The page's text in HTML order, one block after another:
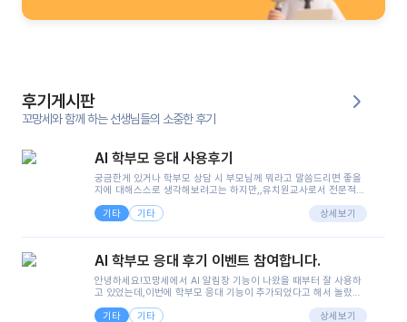
후기게시판
꼬망세와 함께 하는 선생님들의 소중한 후기
AI 학부모 응대 사용후기
궁금한게 있거나 학부모 상담 시 부모님께 뭐라고 말씀드리면 좋을
지에 대해스스로 생각해보려고는 하지만,,유치원교사로서 전문적인
려니 어려울때가...^^(저만 그런거 아니죠 ㅜㅜ)꼬망봇의 장점은 지
피티나 제미나이는 몇세이고 여자인지 남자인지 등그래도 좀 기본
정보를 제공하면서 물어봐야할 때가 있어그때마다 정보를 입력하는
으셔서 고민이 됐는데ai 학부모 응대를 써볼 수 있어서 좋았어요!앞
면..)그리고 제가 신입 때 이게 있었더라면 ㅜㅜㅜㅜ?응대 팁이 정말
좋은거 같아요지금은 그래도 아이들이 잘 이해 되지만초임 때는 정
말 어려워서 항상다른 선생님들께 도움을 요청했었거든요..ㅠ*일지
기타 기타 상세보기
AI 학부모 응대 후기 이벤트 참여합니다.
안녕하세요!꼬망세에서 AI 알림장 기능이 나왔을 때부터 잘 사용하
고 있었는데,이번에 학부모 응대 기능이 추가되었다고 해서 놀랐습
님 응대에 더 많은 부담을 느끼고 있습니다 ㅠㅠ이번에 제가 원에서
기타 기타 상세보기